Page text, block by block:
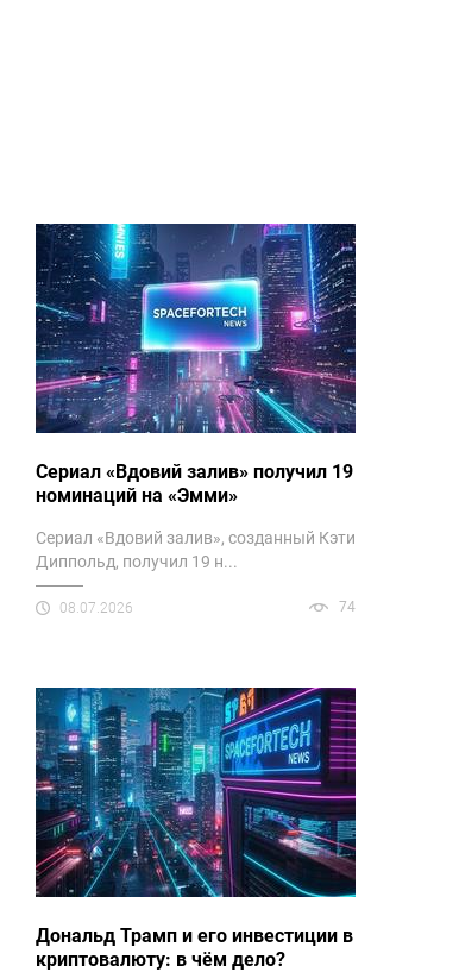
Сериал «Вдовий залив» получил 19
номинаций на «Эмми»
Сериал «Вдовий залив», созданный Кэти
Диппольд, получил 19 н...
08.07.2026 74
Дональд Трамп и его инвестиции в
криптовалюту: в чём дело?